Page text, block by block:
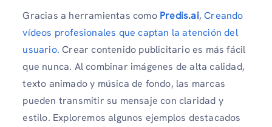
Gracias a herramientas como Predis.ai,Creando
vídeos profesionales que captan la atención del
usuario. Crear contenido publicitario es más fácil
que nunca. Al combinar imágenes de alta calidad,
texto animado y música de fondo, las marcas
pueden transmitir su mensaje con claridad y
estilo. Exploremos algunos ejemplos destacados